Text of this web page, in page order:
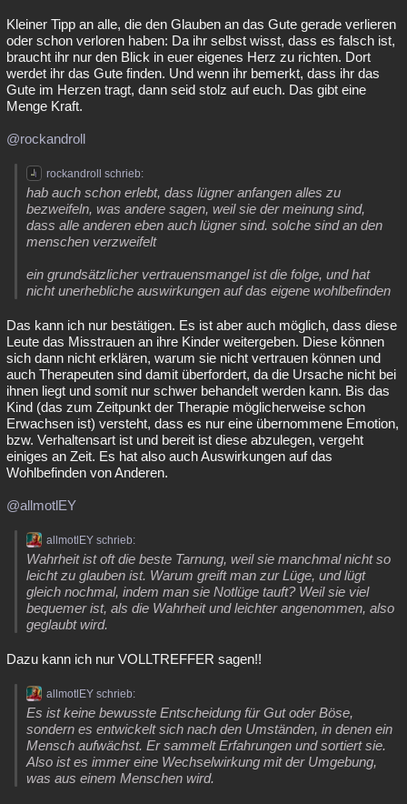
Kleiner Tipp an alle, die den Glauben an das Gute gerade verlieren
oder schon verloren haben: Da ihr selbst wisst, dass es falsch ist,
braucht ihr nur den Blick in euer eigenes Herz zu richten. Dort
werdet ihr das Gute finden. Und wenn ihr bemerkt, dass ihr das
Gute im Herzen tragt, dann seid stolz auf euch. Das gibt eine
Menge Kraft.
@rockandroll
rockandroll schrieb:
hab auch schon erlebt, dass lügner anfangen alles zu
bezweifeln, was andere sagen, weil sie der meinung sind,
dass alle anderen eben auch lügner sind. solche sind an den
menschen verzweifelt
ein grundsätzlicher vertrauensmangel ist die folge, und hat
nicht unerhebliche auswirkungen auf das eigene wohlbefinden
Das kann ich nur bestätigen. Es ist aber auch möglich, dass diese
Leute das Misstrauen an ihre Kinder weitergeben. Diese können
sich dann nicht erklären, warum sie nicht vertrauen können und
auch Therapeuten sind damit überfordert, da die Ursache nicht bei
ihnen liegt und somit nur schwer behandelt werden kann. Bis das
Kind (das zum Zeitpunkt der Therapie möglicherweise schon
Erwachsen ist) versteht, dass es nur eine übernommene Emotion,
bzw. Verhaltensart ist und bereit ist diese abzulegen, vergeht
einiges an Zeit. Es hat also auch Auswirkungen auf das
Wohlbefinden von Anderen.
@allmotlEY
allmotlEY schrieb:
Wahrheit ist oft die beste Tarnung, weil sie manchmal nicht so
leicht zu glauben ist. Warum greift man zur Lüge, und lügt
gleich nochmal, indem man sie Notlüge tauft? Weil sie viel
bequemer ist, als die Wahrheit und leichter angenommen, also
geglaubt wird.
Dazu kann ich nur VOLLTREFFER sagen!!
allmotlEY schrieb:
Es ist keine bewusste Entscheidung für Gut oder Böse,
sondern es entwickelt sich nach den Umständen, in denen ein
Mensch aufwächst. Er sammelt Erfahrungen und sortiert sie.
Also ist es immer eine Wechselwirkung mit der Umgebung,
was aus einem Menschen wird.